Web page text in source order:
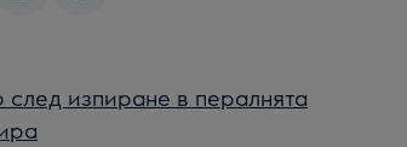
изпиране в пералнята